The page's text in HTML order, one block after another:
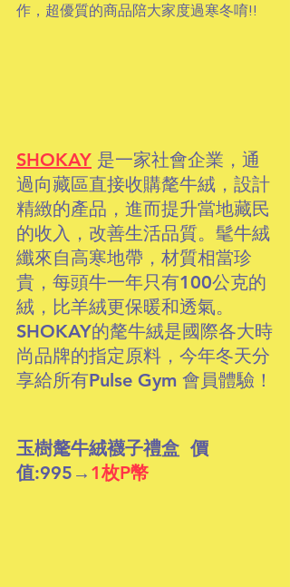
作，超優質的商品陪大家度過寒冬唷!!
SHOKAY 是一家社會企業，通
過向藏區直接收購氂牛絨，設計
精緻的產品，進而提升當地藏民
的收入，改善生活品質。髦牛絨
纖來自高寒地帶，材質相當珍
貴，每頭牛一年只有100公克的
絨，比羊絨更保暖和透氣。
SHOKAY的氂牛絨是國際各大時
尚品牌的指定原料，今年冬天分
享給所有Pulse Gym 會員體驗！
玉樹氂牛絨襪子禮盒  價
值:995→ 1枚P幣